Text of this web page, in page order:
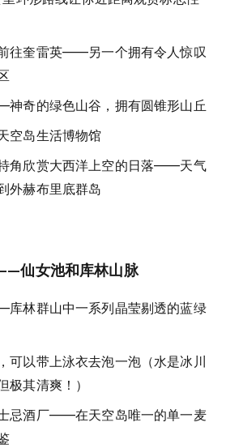
往奎雷英——另一个拥有令人惊叹
奇的绿色山谷，拥有圆锥形山丘
空岛生活博物馆
特角欣赏大西洋上空的日落——天气
外赫布里底群岛
仙女池和库林山脉
林群山中一系列晶莹剔透的蓝绿
可以带上泳衣去泡一泡（水是冰川
其清爽！）
忌酒厂——在天空岛唯一的单一麦